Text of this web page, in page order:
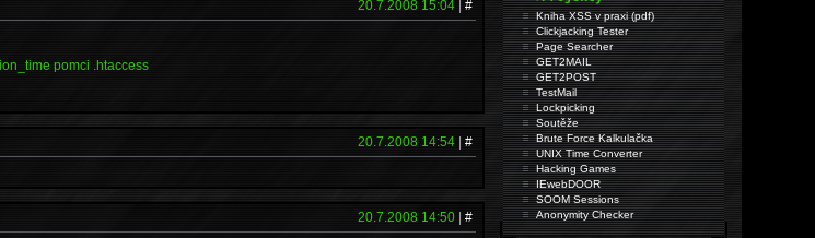
20.7.2008 15:04 |#
pomci .htaccess
20.7.2008 14:54 |#
20.7.2008 14:50 |#
Kniha XSS v praxi (pdf)
Clickjacking Tester
Page Searcher
GET2MAIL
GET2POST
TestMail
Lockpicking
Soutěže
Brute Force Kalkulačka
UNIX Time Converter
Hacking Games
IEwebDOOR
SOOM Sessions
Anonymity Checker